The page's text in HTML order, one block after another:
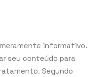
informativo.
seu conteúdo para
Segundo